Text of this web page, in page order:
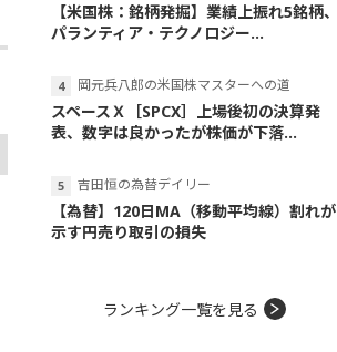
【米国株：銘柄発掘】業績上振れ5銘柄、
パランティア・テクノロジー...
岡元兵八郎の米国株マスターへの道
スペースＸ［SPCX］上場後初の決算発
表、数字は良かったが株価が下落...
吉田恒の為替デイリー
【為替】120日MA（移動平均線）割れが
示す円売り取引の損失
ランキング一覧を見る